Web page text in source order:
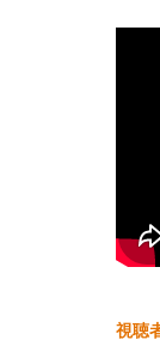
視聴